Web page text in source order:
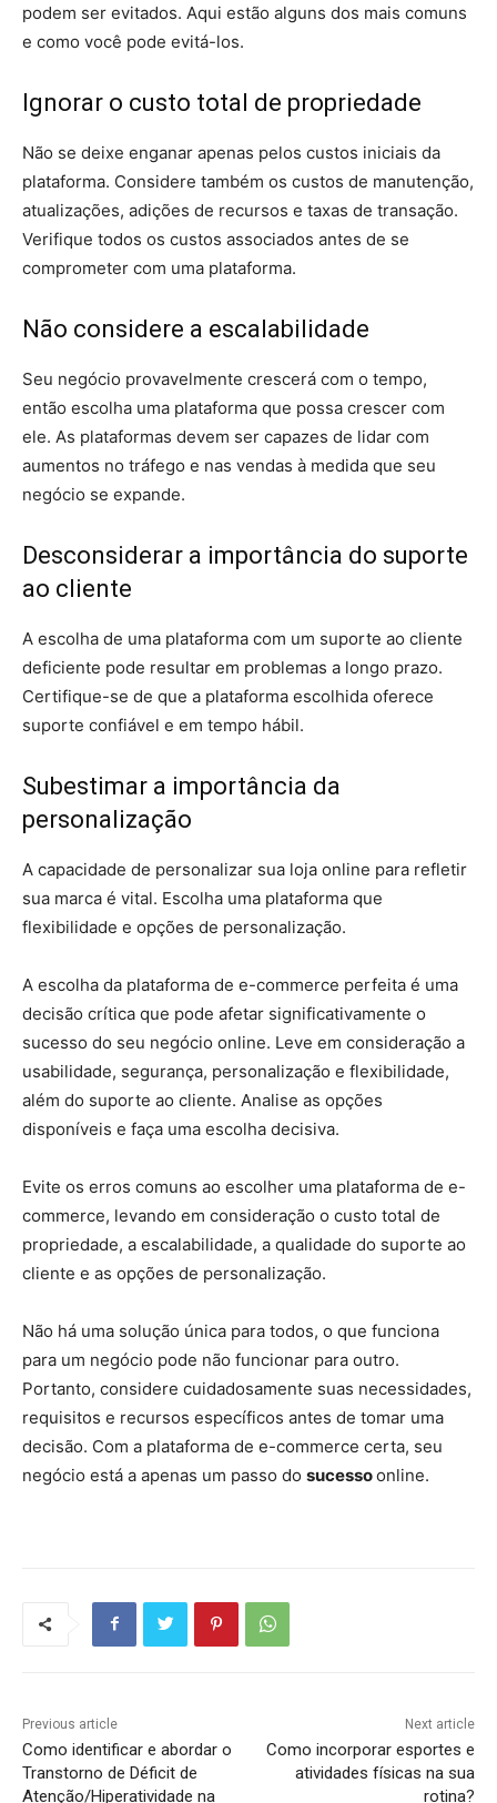
podem ser evitados. Aqui estão alguns dos mais comuns
e como você pode evitá-los.
Ignorar o custo total de propriedade
Não se deixe enganar apenas pelos custos iniciais da
plataforma. Considere também os custos de manutenção,
atualizações, adições de recursos e taxas de transação.
Verifique todos os custos associados antes de se
comprometer com uma plataforma.
Não considere a escalabilidade
Seu negócio provavelmente crescerá com o tempo,
então escolha uma plataforma que possa crescer com
ele. As plataformas devem ser capazes de lidar com
aumentos no tráfego e nas vendas à medida que seu
negócio se expande.
Desconsiderar a importância do suporte
ao cliente
A escolha de uma plataforma com um suporte ao cliente
deficiente pode resultar em problemas a longo prazo.
Certifique-se de que a plataforma escolhida oferece
suporte confiável e em tempo hábil.
Subestimar a importância da
personalização
A capacidade de personalizar sua loja online para refletir
sua marca é vital. Escolha uma plataforma que
flexibilidade e opções de personalização.
A escolha da plataforma de e-commerce perfeita é uma
decisão crítica que pode afetar significativamente o
sucesso do seu negócio online. Leve em consideração a
usabilidade, segurança, personalização e flexibilidade,
além do suporte ao cliente. Analise as opções
disponíveis e faça uma escolha decisiva.
Evite os erros comuns ao escolher uma plataforma de e-
commerce, levando em consideração o custo total de
propriedade, a escalabilidade, a qualidade do suporte ao
cliente e as opções de personalização.
Não há uma solução única para todos, o que funciona
para um negócio pode não funcionar para outro.
Portanto, considere cuidadosamente suas necessidades,
requisitos e recursos específicos antes de tomar uma
decisão. Com a plataforma de e-commerce certa, seu
negócio está a apenas um passo do sucessoonline.
Previous article
Como identificar e abordar o
Transtorno de Déficit de
Atenção/Hiperatividade na
Next article
Como incorporar esportes e
atividades físicas na sua
rotina?